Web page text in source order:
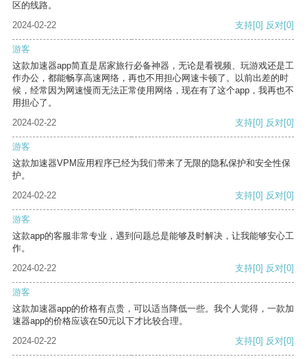
区的线路。
2024-02-22
支持[0] 反对[0]
游客
这款加速器app简直是居家旅行必备神器，无论是看视频、玩游戏还是工
作办公，都能畅享高速网络，再也不用担心网速卡顿了。以前出差的时
候，经常因为网速慢而无法正常使用网络，现在有了这个app，我再也不
用担心了。
2024-02-22
支持[0] 反对[0]
游客
这款加速器VPM应用程序已经为我们带来了无限的隐私保护和安全性保
护。
2024-02-22
支持[0] 反对[0]
游客
这款app的客服非常专业，遇到问题总是能够及时解决，让我能够安心工
作。
2024-02-22
支持[0] 反对[0]
游客
这款加速器app的价格有点贵，可以适当降低一些。我个人觉得，一款加
速器app的价格应该在50元以下才比较合理。
2024-02-22
支持[0] 反对[0]